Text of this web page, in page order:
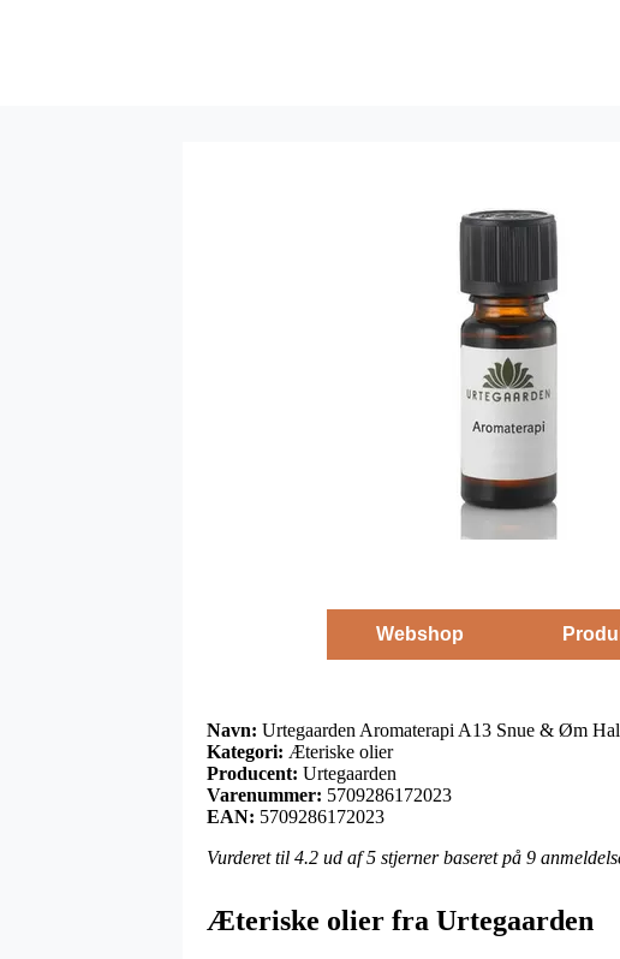
Webshop
Navn: Urtegaarden Aromaterapi A13 Snue & Øm
Kategori: Æteriske olier
Producent: Urtegaarden
Varenummer: 5709286172023
EAN: 5709286172023
Vurderet til 4.2 ud af 5 stjerner baseret på 9
Æteriske olier fra Urtegaarden